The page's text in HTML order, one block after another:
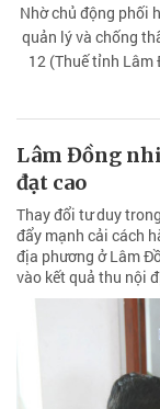
Nhờ chủ động phối
quản lý và chống
12 (Thuế tỉnh Lâm
nâng tổng thu
Lâm Đồng
đạt cao
Thay đổi tư duy
đẩy mạnh cải cách
địa phương ở Lâm
vào kết quả thu nội